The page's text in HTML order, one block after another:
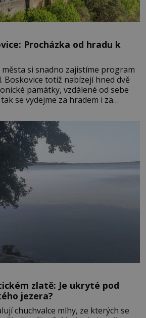
Procházka od hradu k
si snadno zajistíme program
Boskovice totiž nabízejí hned dvě
památky, vzdálené od sebe
se vydejme za hradem i za
vrchoviny vznikla někdy
1313 kronikáři zaznamenali
zlatě: Je ukryté pod
jezera?
chuchvalce mlhy, ze kterých se